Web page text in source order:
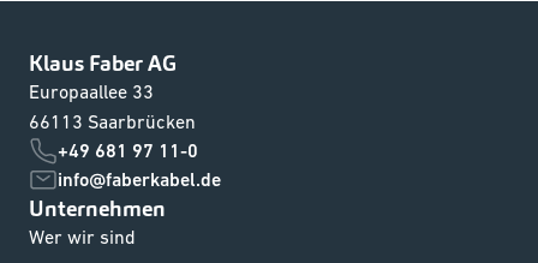
Klaus Faber AG
Europaallee 33
66113 Saarbrücken
+49 681 97 11-0
info@faberkabel.de
Unternehmen
Wer wir sind